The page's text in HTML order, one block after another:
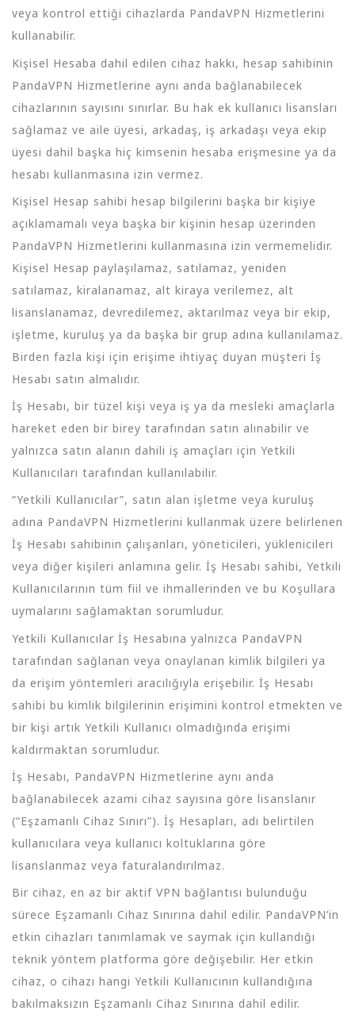
veya kontrol ettiği cihazlarda PandaVPN Hizmetlerini
kullanabilir.
Kişisel Hesaba dahil edilen cihaz hakkı, hesap sahibinin
PandaVPN Hizmetlerine aynı anda bağlanabilecek
cihazlarının sayısını sınırlar. Bu hak ek kullanıcı lisansları
sağlamaz ve aile üyesi, arkadaş, iş arkadaşı veya ekip
üyesi dahil başka hiç kimsenin hesaba erişmesine ya da
hesabı kullanmasına izin vermez.
Kişisel Hesap sahibi hesap bilgilerini başka bir kişiye
açıklamamalı veya başka bir kişinin hesap üzerinden
PandaVPN Hizmetlerini kullanmasına izin vermemelidir.
Kişisel Hesap paylaşılamaz, satılamaz, yeniden
satılamaz, kiralanamaz, alt kiraya verilemez, alt
lisanslanamaz, devredilemez, aktarılmaz veya bir ekip,
işletme, kuruluş ya da başka bir grup adına kullanılamaz.
Birden fazla kişi için erişime ihtiyaç duyan müşteri İş
Hesabı satın almalıdır.
İş Hesabı, bir tüzel kişi veya iş ya da mesleki amaçlarla
hareket eden bir birey tarafından satın alınabilir ve
yalnızca satın alanın dahili iş amaçları için Yetkili
Kullanıcıları tarafından kullanılabilir.
“Yetkili Kullanıcılar”, satın alan işletme veya kuruluş
adına PandaVPN Hizmetlerini kullanmak üzere belirlenen
İş Hesabı sahibinin çalışanları, yöneticileri, yüklenicileri
veya diğer kişileri anlamına gelir. İş Hesabı sahibi, Yetkili
Kullanıcılarının tüm fiil ve ihmallerinden ve bu Koşullara
uymalarını sağlamaktan sorumludur.
Yetkili Kullanıcılar İş Hesabına yalnızca PandaVPN
tarafından sağlanan veya onaylanan kimlik bilgileri ya
da erişim yöntemleri aracılığıyla erişebilir. İş Hesabı
sahibi bu kimlik bilgilerinin erişimini kontrol etmekten ve
bir kişi artık Yetkili Kullanıcı olmadığında erişimi
kaldırmaktan sorumludur.
İş Hesabı, PandaVPN Hizmetlerine aynı anda
bağlanabilecek azami cihaz sayısına göre lisanslanır
(“Eşzamanlı Cihaz Sınırı”). İş Hesapları, adı belirtilen
kullanıcılara veya kullanıcı koltuklarına göre
lisanslanmaz veya faturalandırılmaz.
Bir cihaz, en az bir aktif VPN bağlantısı bulunduğu
sürece Eşzamanlı Cihaz Sınırına dahil edilir. PandaVPN’in
etkin cihazları tanımlamak ve saymak için kullandığı
teknik yöntem platforma göre değişebilir. Her etkin
cihaz, o cihazı hangi Yetkili Kullanıcının kullandığına
bakılmaksızın Eşzamanlı Cihaz Sınırına dahil edilir.